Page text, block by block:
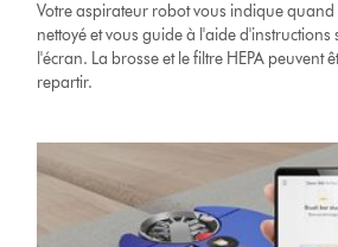
Votre aspirateur robot vous indique quand
nettoyé et vous guide à l'aide d'instructions
l'écran. La brosse et le filtre HEPA peuvent
repartir.